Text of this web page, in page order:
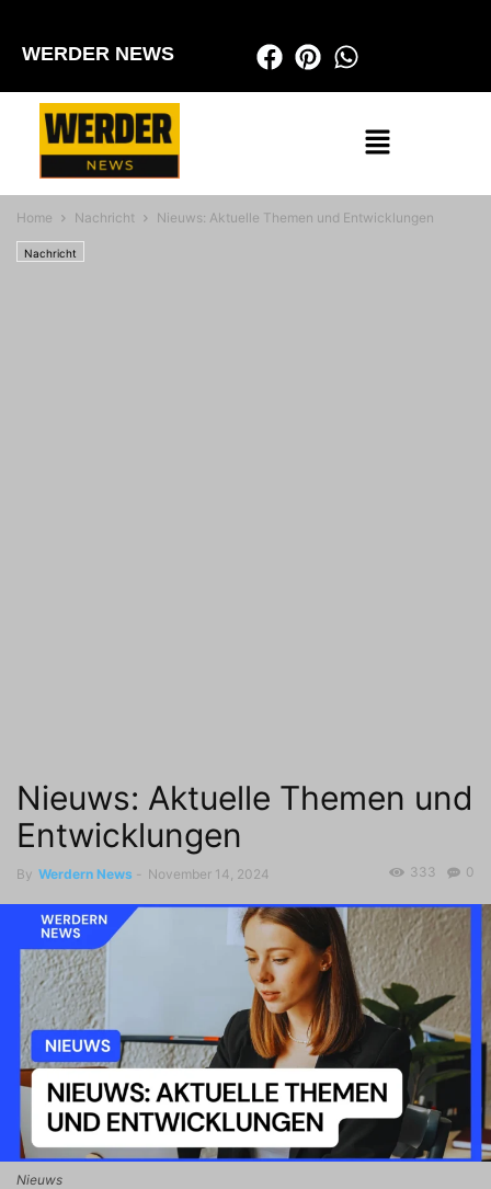
WERDER NEWS
Home Nachricht Nieuws: Aktuelle Themen und Entwicklungen
Nachricht
Nieuws: Aktuelle Themen und
Entwicklungen
By Werdern News - November 14, 2024 0
333
Nieuws